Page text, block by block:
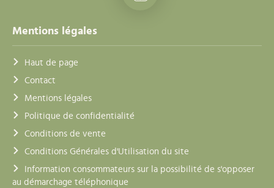
Mentions légales
Haut de page
Contact
Mentions légales
Politique de confidentialité
Conditions de vente
Conditions Générales d'Utilisation du site
Information consommateurs sur la possibilité de s'opposer
au démarchage téléphonique